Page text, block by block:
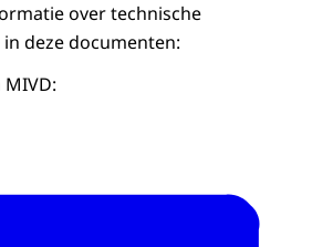
over technische
deze documenten: